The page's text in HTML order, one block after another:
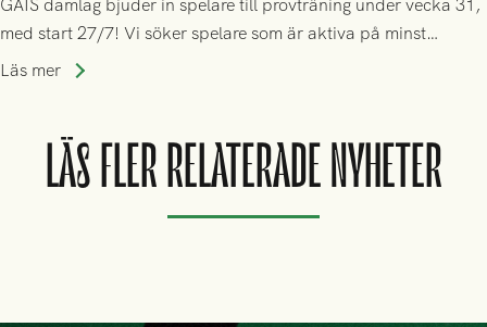
GAIS damlag bjuder in spelare till provträning under vecka 31,
med start 27/7! Vi söker spelare som är aktiva på minst
division 3-nivå.
Läs mer
LÄS FLER RELATERADE NYHETER